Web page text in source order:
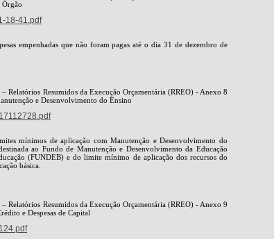
Órgão
18-41.pdf
empenhadas que não foram pagas até o dia 31 de dezembro de
Relatórios Resumidos da Execução Orçamentária (RREO) - Anexo 8
e Desenvolvimento do Ensino
mínimos de aplicação com Manutenção e Desenvolvimento do
ao Fundo de Manutenção e Desenvolvimento da Educação
(FUNDEB) e do limite mínimo de aplicação dos recursos do
básica.
Relatórios Resumidos da Execução Orçamentária (RREO) - Anexo 9
e Despesas de Capital